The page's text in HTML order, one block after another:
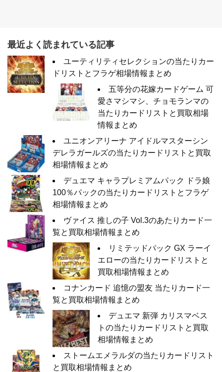
最近よく読まれている記事
ユーティリティセレクションの当たりカー
ドリストとフラゲ相場情報まとめ
五等分の花嫁カードゲーム 可
愛さマシマシ、チョモランマの
当たりカードリストと買取相場
情報まとめ
ユニオンアリーナ アイドルマスターシン
デレラガールズの当たりカードリストと買取
相場情報まとめ
デュエマ キャラプレミアムパック ドラ娘
100％パックの当たりカードリストとフラゲ
相場情報まとめ
ヴァイス 推しの子 Vol.3のあたりカード一
覧と買取相場情報まとめ
リミテッドパック GX ラーイ
エローの当たりカードリストと
買取相場情報まとめ
コナンカード 追憶の盟友 当たりカード一
覧と買取相場情報まとめ
デュエマ 新弾 カリスマベス
トの当たりカードリストと買取
相場情報まとめ
ストームエメラルダの当たりカードリスト
と買取相場情報まとめ